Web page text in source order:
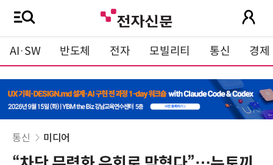
AI·SW 반도체 전자 모빌리티 통신 경제
통신 미디어